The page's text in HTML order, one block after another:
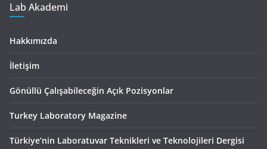
Lab Akademi
Hakkımızda
İletişim
Gönüllü Çalışabileceğin Açık Pozisyonlar
Turkey Laboratory Magazine
Türkiye’nin Laboratuvar Teknikleri ve Teknolojileri Dergisi